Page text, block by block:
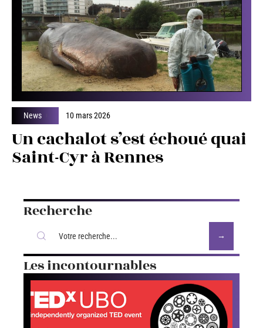
News 10 mars 2026
Un cachalot s’est échoué quai
Saint-Cyr à Rennes
Recherche
Les incontournables